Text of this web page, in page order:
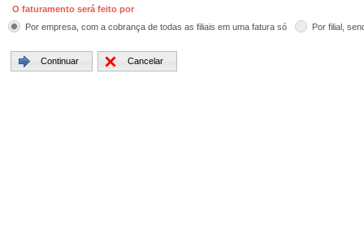
O faturamento será feito por
Por empresa, com a cobrança de todas as filiais em uma fatura só
Por filial,
Continuar Cancelar